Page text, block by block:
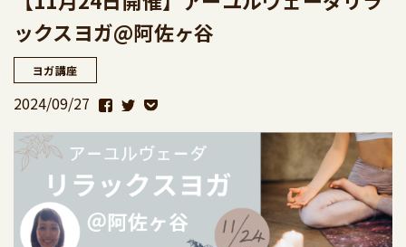
ックスヨガ@阿佐ヶ谷
ヨガ講座
2024/09/27